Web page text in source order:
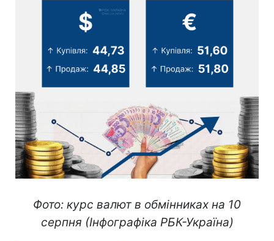
Фото: курс валют в обмінниках на 10
серпня (Інфографіка РБК-Україна)